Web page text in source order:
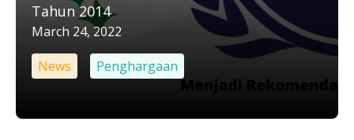
Tahun 2014
March 24, 2022
News
Penghargaan